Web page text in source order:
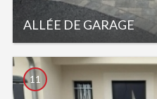
ALLÉE DE GARAGE
11